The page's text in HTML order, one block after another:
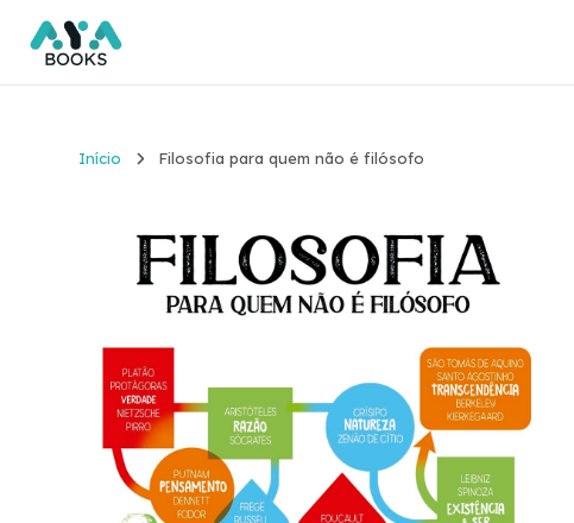
Início Filosofia para quem não é filósofo